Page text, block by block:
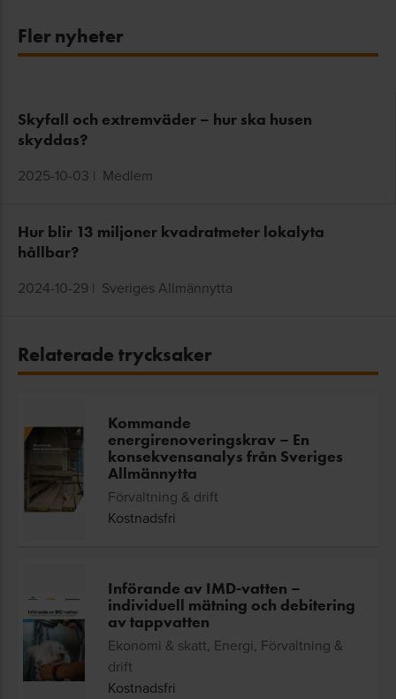
Fler nyheter
Skyfall och extremväder – hur ska husen
skyddas?
2025-10-03 | Medlem
Hur blir 13 miljoner kvadratmeter lokalyta
hållbar?
2024-10-29 | Sveriges Allmännytta
Relaterade trycksaker
Kommande
energirenoveringskrav – En
konsekvensanalys från Sveriges
Allmännytta
Förvaltning & drift
Kostnadsfri
Införande av IMD-vatten –
individuell mätning och debitering
av tappvatten
Ekonomi & skatt, Energi, Förvaltning &
drift
Kostnadsfri